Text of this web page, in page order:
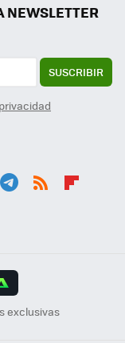
SUSCRIBIR
exclusivas